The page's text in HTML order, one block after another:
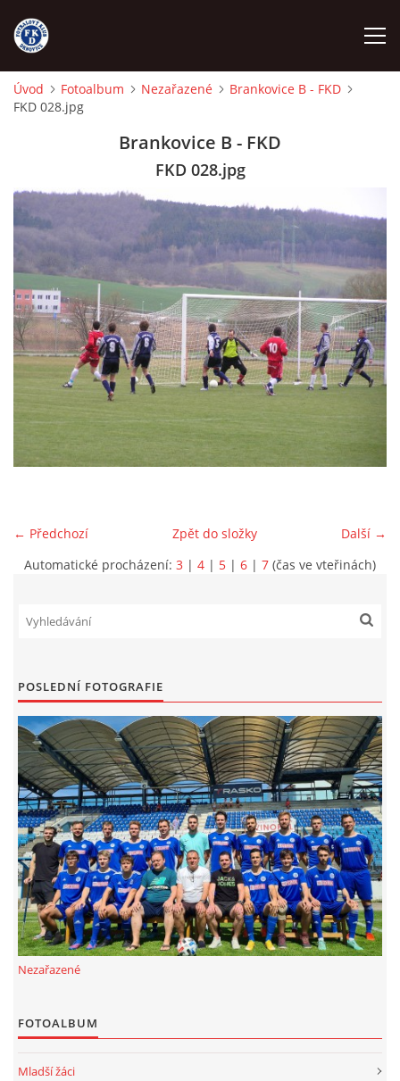
ÚVOD
FKD A
FKD B
STARŠÍ DOROST
STARŠÍ ŽÁCI
STARŠÍ PŘÍPRAVKA R 2012 + 2013
ARCHÍV
DOTACE
FKD, z.s.
Drnovice 704
68304 Drnovice
ičo 27005305
č.ú. 3227086359 / 0800
© 2026 eStránky.cz |RSS
Úvod Fotoalbum Nezařazené
Brankovice B - FKD
FKD 028.jpg
Brankovice B - FKD
FKD 028.jpg
← Předchozí Další →
Zpět do složky
Automatické procházení: 3 | 4 | 5 | 6 | 7 (čas ve vteřinách)
POSLEDNÍ FOTOGRAFIE
Nezařazené
FOTOALBUM
Mladší žáci